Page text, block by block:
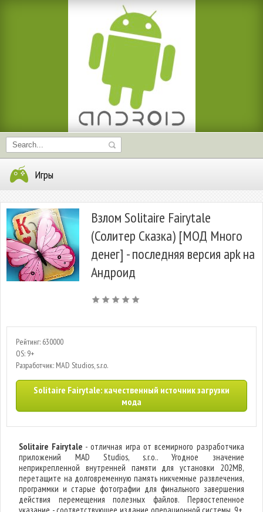
Игры
Взлом Solitaire Fairytale
(Солитер Сказка) [МОД Много
денег] - последняя версия apk на
Андроид
Рейтинг: 630000
OS: 9+
Разработчик: MAD Studios, s.r.o.
Solitaire Fairytale: качественный источник загрузки
мода
Solitaire Fairytale- отличная игра от всемирного разработчика
приложений MAD Studios, s.r.o.. Угодное значение
неприкрепленной внутренней памяти для установки 202MB,
перетащите на долговременную память никчемные развлечения,
программки и старые фотографии для финального завершения
действия перемещения полезных файлов. Первостепенное